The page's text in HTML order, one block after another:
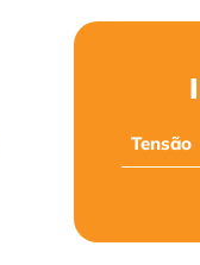
Tensão